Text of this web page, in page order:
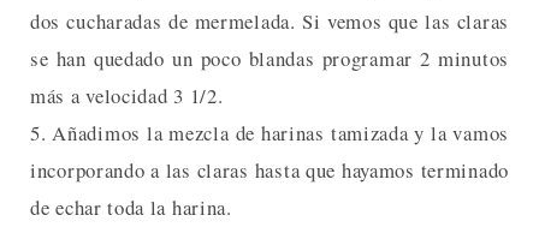
dos cucharadas de mermelada. Si vemos que las claras
se han quedado un poco blandas programar 2 minutos
más a velocidad 3 1/2.
5. Añadimos la mezcla de harinas tamizada y la vamos
incorporando a las claras hasta que hayamos terminado
de echar toda la harina.